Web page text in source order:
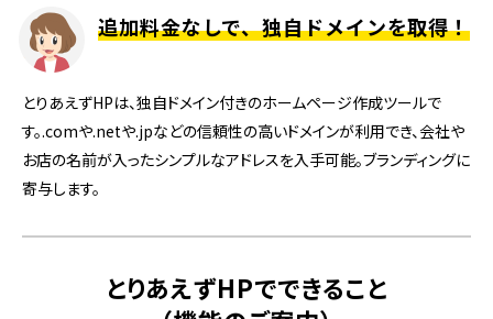
追加料金なしで、独自ドメインを取得！
とりあえずHPは、独自ドメイン付きのホームページ作成ツールで
す。.comや.netや.jpなどの信頼性の高いドメインが利用でき、会社や
お店の名前が入ったシンプルなアドレスを入手可能。ブランディングに
寄与します。
とりあえずHPでできること